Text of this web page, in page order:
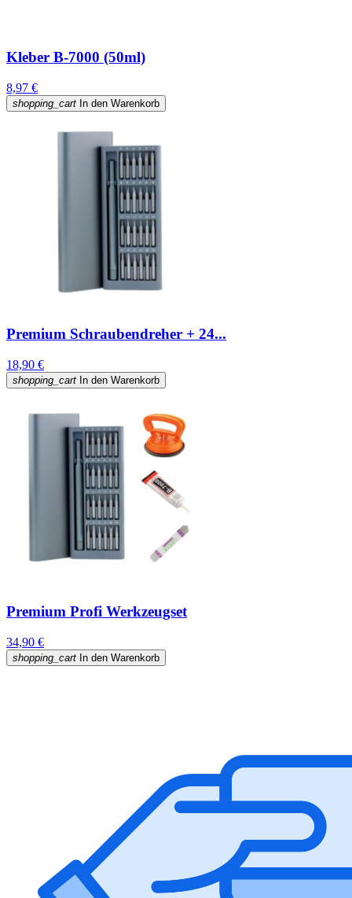
Kleber B-7000 (50ml)
8,97 €
shopping_cart In den Warenkorb
Premium Schraubendreher + 24...
18,90 €
shopping_cart In den Warenkorb
Premium Profi Werkzeugset
34,90 €
shopping_cart In den Warenkorb